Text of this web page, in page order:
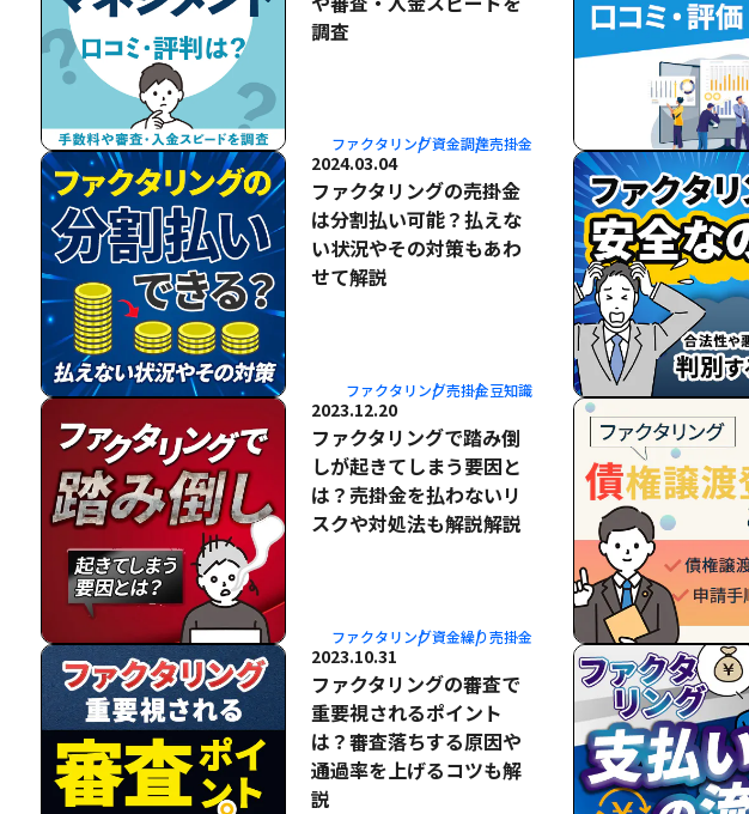
調査
ファクタリング資金調達売掛金
2024.03.04
ファクタリングの売掛金
は分割払い可能？払えな
い状況やその対策もあわ
せて解説
ファクタリング売掛金豆知識
2023.12.20
ファクタリングで踏み倒
しが起きてしまう要因と
は？売掛金を払わないリ
スクや対処法も解説解説
ファクタリング資金繰り売掛金
2023.10.31
ファクタリングの審査で
重要視されるポイント
は？審査落ちする原因や
通過率を上げるコツも解
説